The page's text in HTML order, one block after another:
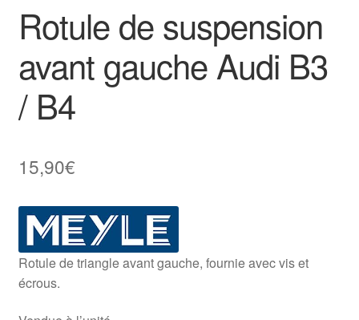
Rotule de suspension
avant gauche Audi B3
/ B4
15,90€
Rotule de triangle avant gauche, fournie avec vis et
écrous.